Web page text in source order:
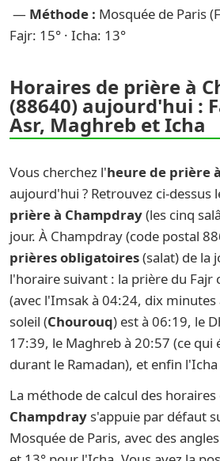
— Méthode : Mosquée de Paris
Fajr: 15° · Icha: 13°
Horaires de prière à
(88640) aujourd'hui :
Asr, Maghreb et Icha
Vous cherchez l'heure de prière
aujourd'hui ? Retrouvez ci-dessus
prière à Champdray(les cinq
jour. À Champdray (code postal
prières obligatoires(salat) de la
l'horaire suivant : la prière du Fajr
(avec l'Imsak à 04:24, dix minutes
soleil (Chourouq) est à 06:19, le
17:39, le Maghreb à 20:57 (ce qui
durant le Ramadan), et enfin
La méthode de calcul des horaires
Champdray s'appuie par défaut
Mosquée de Paris, avec des